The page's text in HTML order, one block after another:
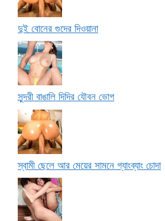
দুই বোনের গুদের দিওয়ানা
সুন্দরী বাঙালি দিদির যৌবন ভোগ
স্বামী ছেলে আর মেয়ের সামনে গ্যাংব্যাং চোদা